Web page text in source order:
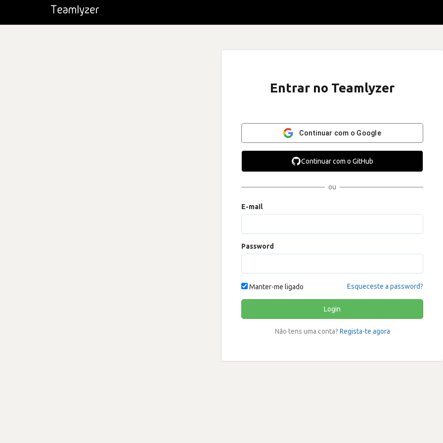
Entrar no Teamlyzer
Continuar com o Google
Continuar com o GitHub
ou
E-mail
Password
Manter-me ligado Esqueceste a password?
Login
Não tens uma conta? Regista-te agora